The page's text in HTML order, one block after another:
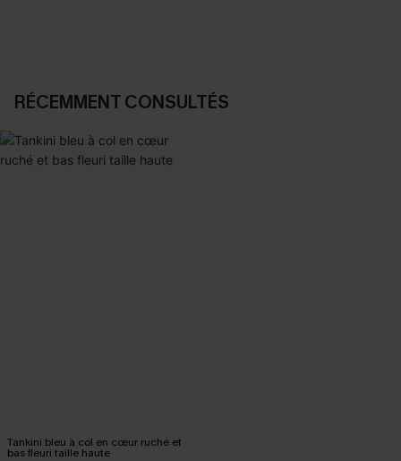
RÉCEMMENT CONSULTÉS
Tankini bleu à col en cœur ruché et
bas fleuri taille haute